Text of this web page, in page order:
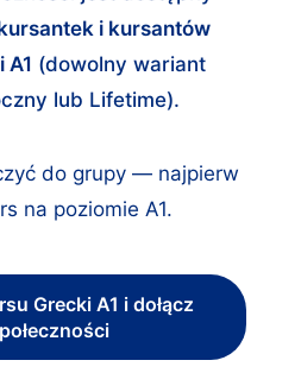
i kursantów
(dowolny wariant
lub Lifetime).
do grupy — najpierw
na poziomie A1.
Grecki A1 i dołącz